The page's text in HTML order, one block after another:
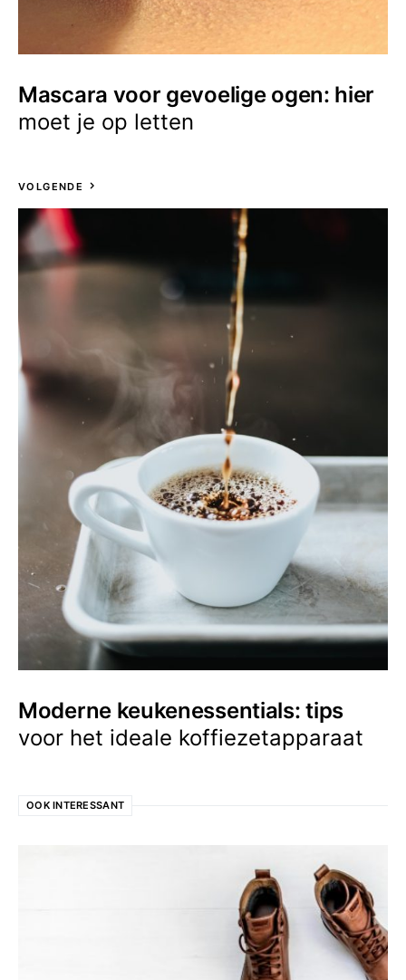
Mascara voor gevoelige ogen: hier
moet je op letten
VOLGENDE
Moderne keukenessentials: tips
voor het ideale koffiezetapparaat
OOK INTERESSANT